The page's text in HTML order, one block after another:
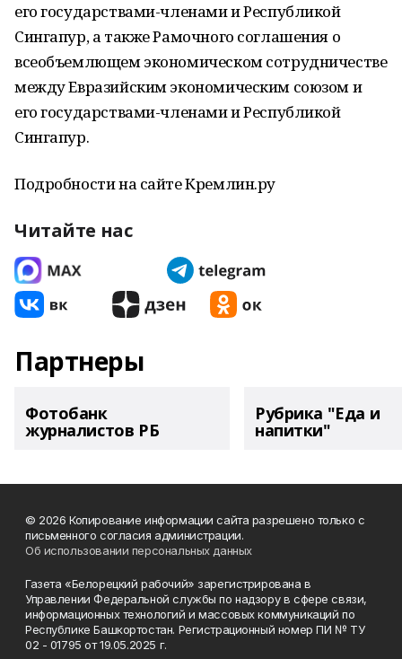
его государствами-членами и Республикой
Сингапур, а также Рамочного соглашения о
всеобъемлющем экономическом сотрудничестве
между Евразийским экономическим союзом и
его государствами-членами и Республикой
Сингапур.
Подробности на сайте Кремлин.ру
Читайте нас
Партнеры
Фотобанк
журналистов РБ
Рубрика "Еда и
напитки"
© 2026 Копирование информации сайта разрешено только с
письменного согласия администрации.
Об использовании персональных данных
Газета «Белорецкий рабочий» зарегистрирована в
Управлении Федеральной службы по надзору в сфере связи,
информационных технологий и массовых коммуникаций по
Республике Башкортостан. Регистрационный номер ПИ № ТУ
02 - 01795 от 19.05.2025 г.